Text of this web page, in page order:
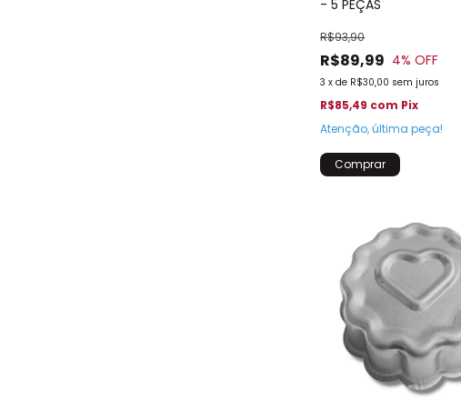
- 5 PEÇAS
R$89,99
R$93,90
4% OFF
3 xde R$30,00 sem juros
R$85,49 com Pix
Atenção, última peça!